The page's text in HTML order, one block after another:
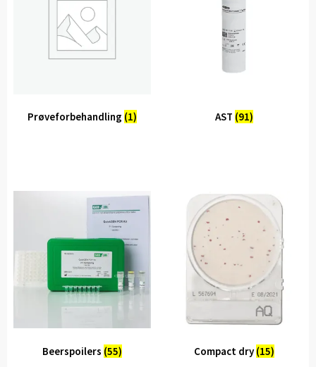
Prøveforbehandling (1) AST (91)
Beerspoilers (55) Compact dry (15)